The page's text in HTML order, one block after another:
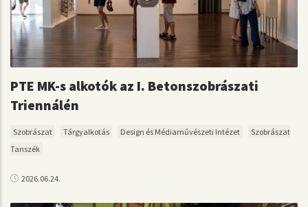
PTE MK-s alkotók az I. Betonszobrászati
Triennálén
Szobrászat Tárgyalkotás Design és Médiaművészeti Intézet
Szobrászat
Tanszék
2026.06.24.